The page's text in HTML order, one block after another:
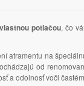
potlačou, čo
atramentu na
od
a odolnosť voči